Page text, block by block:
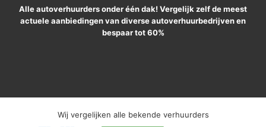
Alle autoverhuurders onder één dak! Vergelijk zelf de meest
actuele aanbiedingen van diverse autoverhuurbedrijven en
bespaar tot 60%
Wij vergelijken alle bekende verhuurders